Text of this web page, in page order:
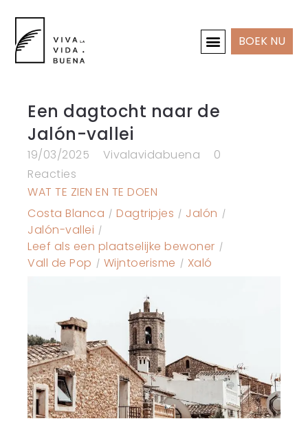
BOEK NU
Een dagtocht naar de
Jalón-vallei
19/03/2025 Vivalavidabuena
0
Reacties
WAT TE ZIEN EN TE DOEN
Costa Blanca
Dagtripjes
Jalón
Jalón-vallei
Leef als een plaatselijke bewoner
Vall de Pop
Wijntoerisme Xaló